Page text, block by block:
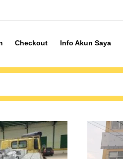
Checkout Info Akun Saya